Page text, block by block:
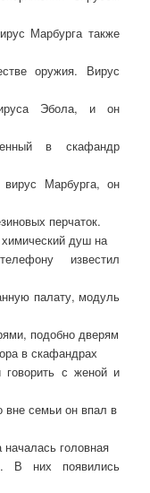
Марбурга также
оружия. Вирус
Эбола, и он
в скафандр
Марбурга, он
перчаток.
душ на
известил
палату, модуль
подобно дверям
в скафандрах
с женой и
вне семьи он впал в
головная
В них появились